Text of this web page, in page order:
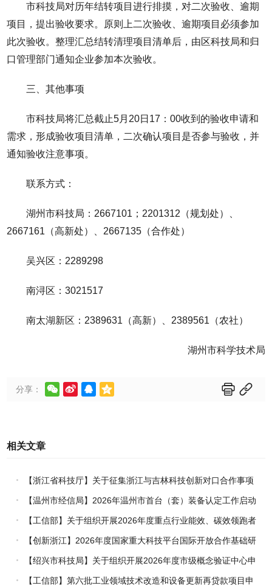
市科技局对历年结转项目进行排摸，对二次验收、逾期
项目，提出验收要求。原则上二次验收、逾期项目必须参加
此次验收。整理汇总结转清理项目清单后，由区科技局和归
口管理部门通知企业参加本次验收。
三、其他事项
市科技局将汇总截止5月20日17：00收到的验收申请和
需求，形成验收项目清单，二次确认项目是否参与验收，并
通知验收注意事项。
联系方式：
湖州市科技局：2667101；2201312（规划处）、
2667161（高新处）、2667135（合作处）
吴兴区：2289298
南浔区：3021517
南太湖新区：2389631（高新）、2389561（农社）
湖州市科学技术局
分享：      
相关文章
【浙江省科技厅】关于征集浙江与吉林科技创新对口合作事项
的通知【温州市经信局】2026年温州市首台（套）装备认定工作启动
【工信部】关于组织开展2026年度重点行业能效、碳效领跑者
企业推荐工作的通知
【创新浙江】2026年度国家重大科技平台国际开放合作基础研
究专项（试点）项目指南
【绍兴市科技局】关于组织开展2026年度市级概念验证中心申
报工作的通知
【工信部】第六批工业领域技术改造和设备更新再贷款项目申